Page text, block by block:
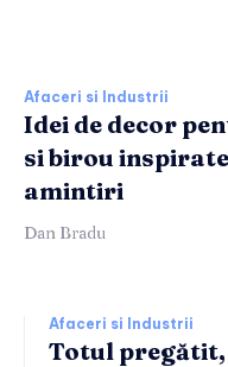
Afaceri si Industrii
Idei de decor
si birou
amintiri
Dan Bradu
Afaceri si Industrii
Totul pregătit,